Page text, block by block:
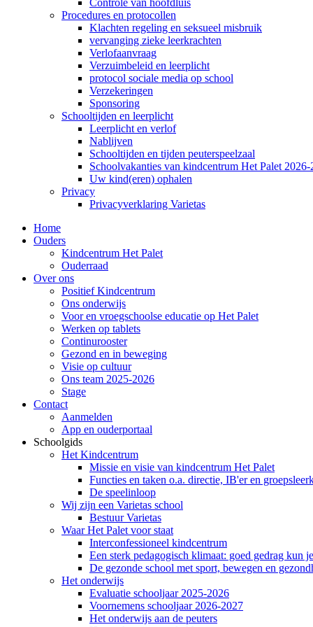
Controle van hoofdluis
Procedures en protocollen
Klachten regeling en seksueel misbruik
vervanging zieke leerkrachten
Verlofaanvraag
Verzuimbeleid en leerplicht
protocol sociale media op school
Verzekeringen
Sponsoring
Schooltijden en leerplicht
Leerplicht en verlof
Nablijven
Schooltijden en tijden peuterspeelzaal
Schoolvakanties van kindcentrum Het Palet 2026-
Uw kind(eren) ophalen
Privacy
Privacyverklaring Varietas
Home
Ouders
Kindcentrum Het Palet
Ouderraad
Over ons
Positief Kindcentrum
Ons onderwijs
Voor en vroegschoolse educatie op Het Palet
Werken op tablets
Continurooster
Gezond en in beweging
Visie op cultuur
Ons team 2025-2026
Stage
Contact
Aanmelden
App en ouderportaal
Schoolgids
Het Kindcentrum
Missie en visie van kindcentrum Het Palet
Functies en taken o.a. directie, IB'er en
De speelinloop
Wij zijn een Varietas school
Bestuur Varietas
Waar Het Palet voor staat
Interconfessioneel kindcentrum
Een sterk pedagogisch klimaat: goed gedrag kun
De gezonde school met sport, bewegen en
Het onderwijs
Evaluatie schooljaar 2025-2026
Voornemens schooljaar 2026-2027
Het onderwijs aan de peuters